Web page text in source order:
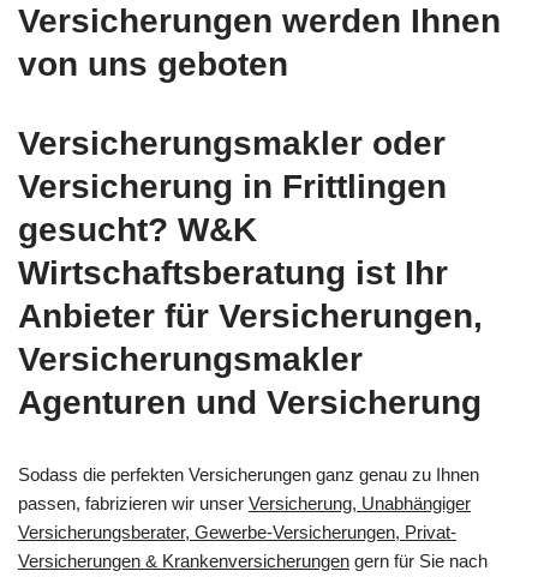
Versicherungen werden Ihnen
von uns geboten
Versicherungsmakler oder
Versicherung in Frittlingen
gesucht? W&K
Wirtschaftsberatung ist Ihr
Anbieter für Versicherungen,
Versicherungsmakler
Agenturen und Versicherung
Sodass die perfekten Versicherungen ganz genau zu Ihnen
passen, fabrizieren wir unser Versicherung, Unabhängiger
Versicherungsberater, Gewerbe-Versicherungen, Privat-
Versicherungen & Krankenversicherungen gern für Sie nach